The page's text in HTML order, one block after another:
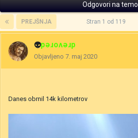
Odgovori na temo
PREJŠNJA Stran 1 od 119
👽drevored
Objavljeno 7. maj 2020
Danes obrnil 14k kilometrov